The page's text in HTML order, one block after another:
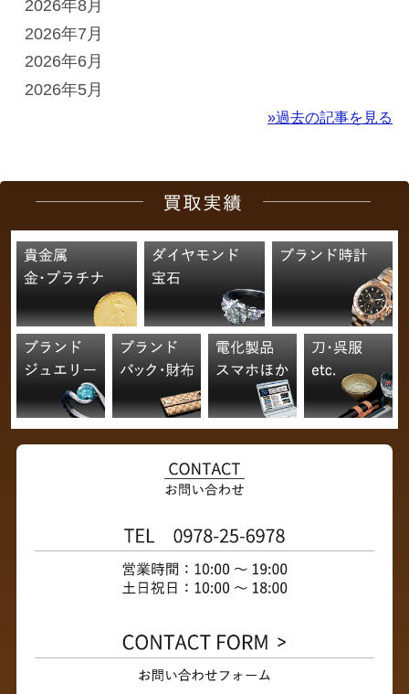
2026年8月
2026年7月
2026年6月
2026年5月
»過去の記事を見る